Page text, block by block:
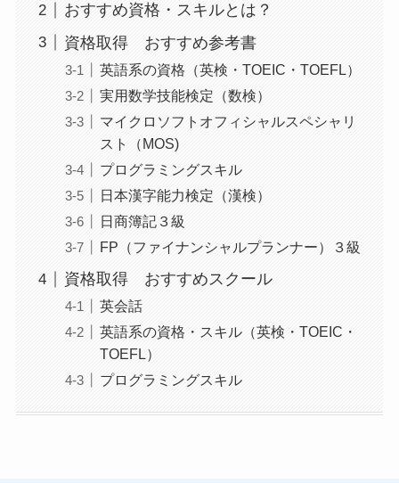
おすすめ資格・スキルとは？
資格取得 おすすめ参考書
英語系の資格（英検・TOEIC・TOEFL）
実用数学技能検定（数検）
マイクロソフトオフィシャルスペシャリ
スト（MOS)
プログラミングスキル
日本漢字能力検定（漢検）
日商簿記３級
FP（ファイナンシャルプランナー）３級
資格取得 おすすめスクール
英会話
英語系の資格・スキル（英検・TOEIC・
TOEFL）
プログラミングスキル